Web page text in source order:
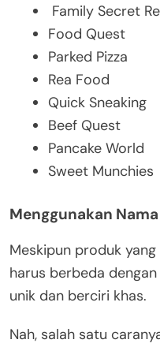
Family Secret
Food Quest
Parked Pizza
Rea Food
Quick Sneaking
Beef Quest
Pancake World
Sweet Munchies
Menggunakan
Meskipun produk
harus berbeda
unik dan berciri khas.
Nah, salah satu